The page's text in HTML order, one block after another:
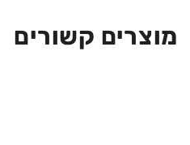
מוצרים קשורים